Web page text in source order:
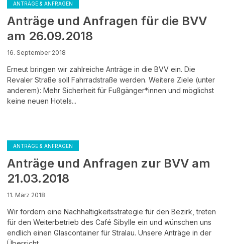
ANTRÄGE & ANFRAGEN
Anträge und Anfragen für die BVV
am 26.09.2018
16. September 2018
Erneut bringen wir zahlreiche Anträge in die BVV ein. Die
Revaler Straße soll Fahrradstraße werden. Weitere Ziele (unter
anderem): Mehr Sicherheit für Fußgänger*innen und möglichst
keine neuen Hotels...
ANTRÄGE & ANFRAGEN
Anträge und Anfragen zur BVV am
21.03.2018
11. März 2018
Wir fordern eine Nachhaltigkeitsstrategie für den Bezirk, treten
für den Weiterbetrieb des Café Sibylle ein und wünschen uns
endlich einen Glascontainer für Stralau. Unsere Anträge in der